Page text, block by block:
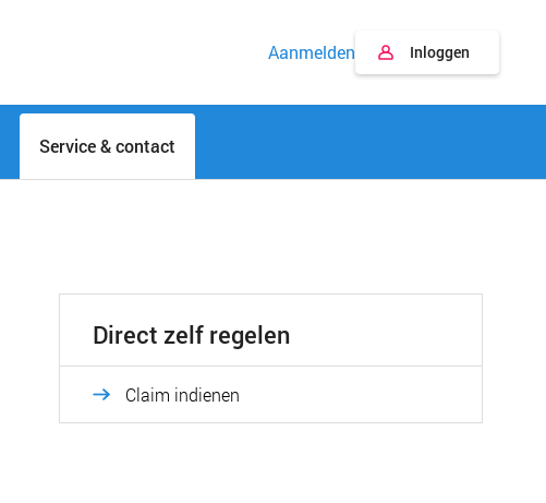
Aanmelden Inloggen
Service & contact
Direct zelf regelen
Claim indienen